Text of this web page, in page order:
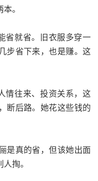
。
省就省。旧衣服多穿一
步省下来，也是赚。这
情往来、投资关系，这
断后路。她花这些钱的
是真的省，但该她出面
掏。